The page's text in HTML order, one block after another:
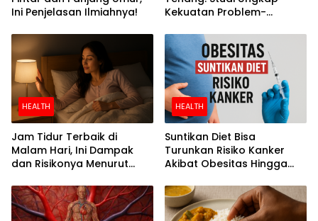
Ini Penjelasan Ilmiahnya!
Kekuatan Problem-
HEALTH
Jam Tidur Terbaik di
Malam Hari, Ini Dampak
dan Risikonya Menurut
HEALTH
Suntikan Diet Bisa
Turunkan Risiko Kanker
Akibat Obesitas Hingga